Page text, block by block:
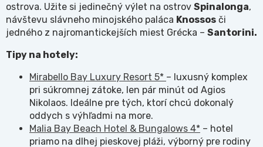
ostrova. Užite si jedinečný výlet na ostrov Spinalonga,
návštevu slávneho minojského paláca Knossos či
jedného z najromantickejších miest Grécka – Santorini.
Tipy na hotely:
Mirabello Bay Luxury Resort 5* – luxusný komplex
pri súkromnej zátoke, len pár minút od Agios
Nikolaos. Ideálne pre tých, ktorí chcú dokonalý
oddych s výhľadmi na more.
Malia Bay Beach Hotel & Bungalows 4* – hotel
priamo na dlhej pieskovej pláži, výborný pre rodiny